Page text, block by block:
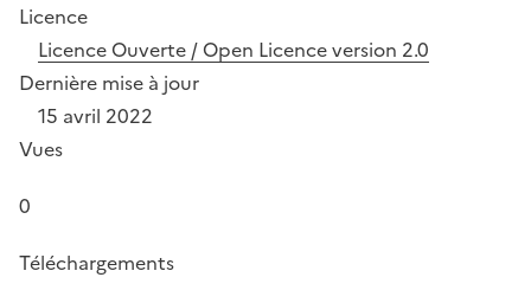
Licence
Licence Ouverte / Open Licence version 2.0
Dernière mise à jour
15 avril 2022
Vues
0
Téléchargements